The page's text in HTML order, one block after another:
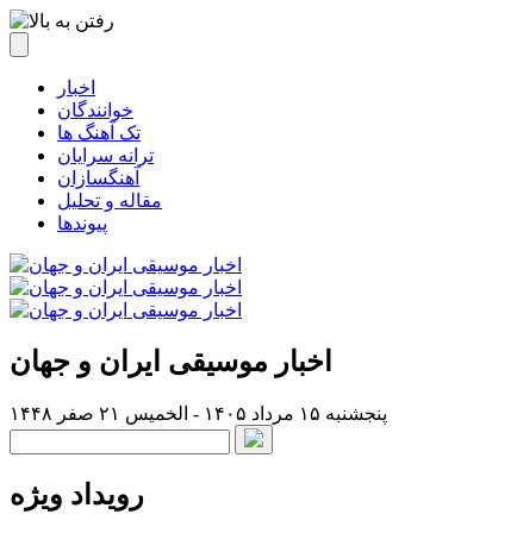
اخبار
خوانندگان
تک آهنگ ها
ترانه سرایان
آهنگسازان
مقاله و تحلیل
پیوندها
اخبار موسیقی ایران و جهان
پنجشنبه ۱۵ مرداد ۱۴۰۵ - الخميس ۲۱ صفر ۱۴۴۸
رویداد ویژه